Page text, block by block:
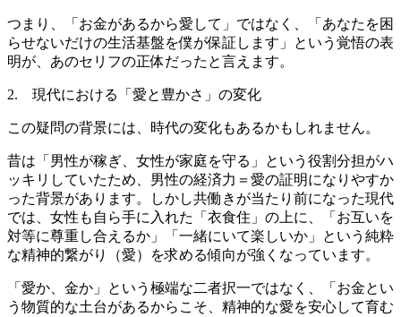
つまり、「お金があるから愛して」ではなく、「あなたを困
らせないだけの生活基盤を僕が保証します」という覚悟の表
明が、あのセリフの正体だったと言えます。
2. 現代における「愛と豊かさ」の変化
この疑問の背景には、時代の変化もあるかもしれません。
昔は「男性が稼ぎ、女性が家庭を守る」という役割分担がハ
ッキリしていたため、男性の経済力＝愛の証明になりやすか
った背景があります。しかし共働きが当たり前になった現代
では、女性も自ら手に入れた「衣食住」の上に、「お互いを
対等に尊重し合えるか」「一緒にいて楽しいか」という純粋
な精神的繋がり（愛）を求める傾向が強くなっています。
「愛か、金か」という極端な二者択一ではなく、「お金とい
う物質的な土台があるからこそ、精神的な愛を安心して育む